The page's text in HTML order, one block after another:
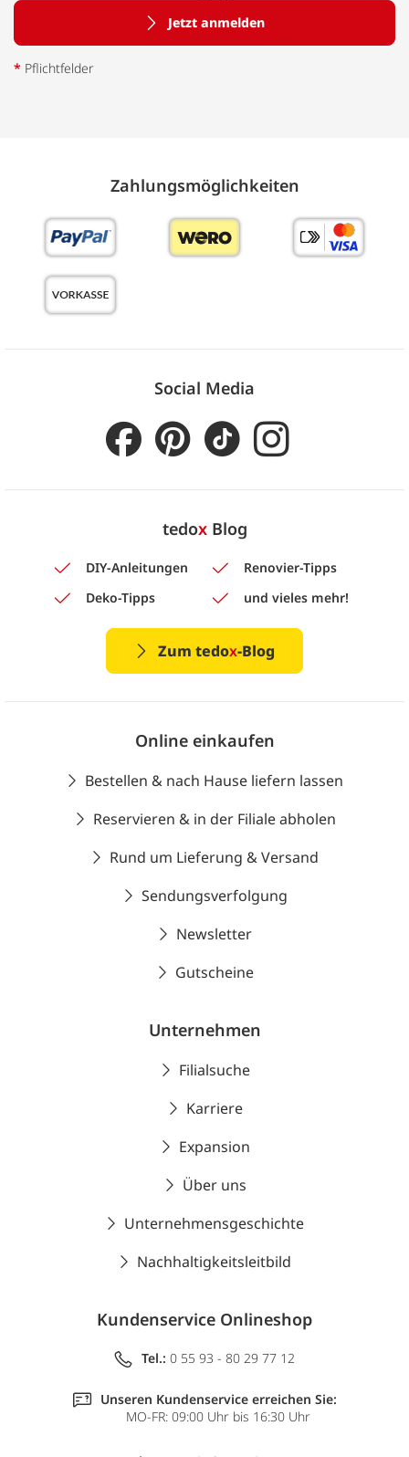
Jetzt anmelden
* Pflichtfelder
Zahlungs­möglich­keiten
Social Media
tedoxBlog
DIY-Anleitungen
Renovier-Tipps
Deko-Tipps
und vieles mehr!
Zum tedox-Blog
Online einkaufen
Bestellen & nach Hause liefern lassen
Reservieren & in der Filiale abholen
Rund um Lieferung & Versand
Sendungsverfolgung
Newsletter
Gutscheine
Unternehmen
Filialsuche
Karriere
Expansion
Über uns
Unternehmensgeschichte
Nachhaltigkeitsleitbild
Kundenservice Onlineshop
Tel.: 0 55 93 - 80 29 77 12
Unseren Kundenservice erreichen Sie:
MO-FR: 09:00 Uhr bis 16:30 Uhr